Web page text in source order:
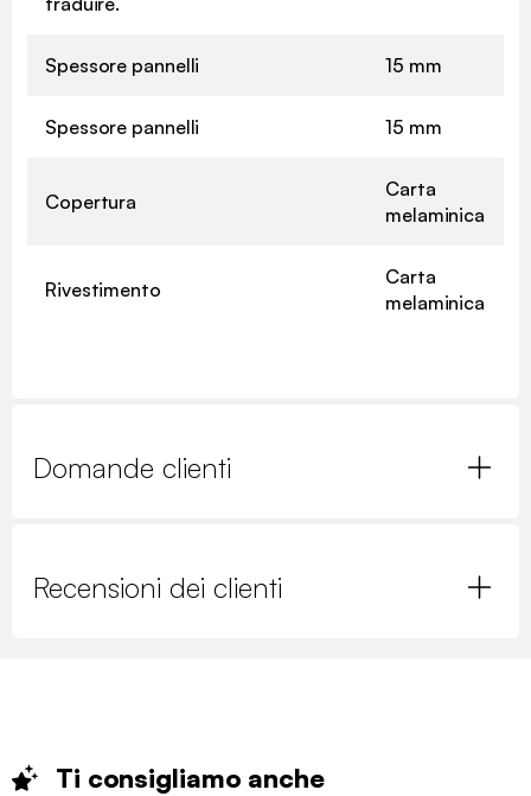
Spessore pannelli 15 mm
Spessore pannelli 15 mm
Copertura
Carta
melaminica
Rivestimento
Carta
melaminica
Domande clienti
Recensioni dei clienti
Ti consigliamo anche